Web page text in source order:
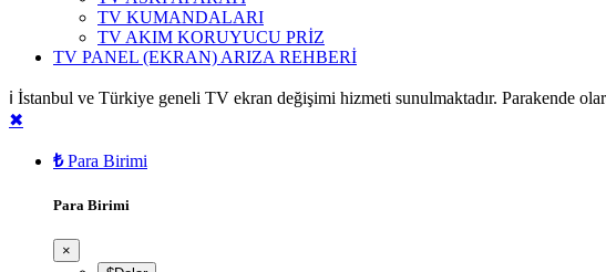
TV KUMANDALARI
TV AKIM KORUYUCU PRİZ
TV PANEL (EKRAN) ARIZA REHBERİ
ℹ️ İstanbul ve Türkiye geneli TV ekran değişimi hizmeti sunulmaktadır. Parakende
✖
₺ Para Birimi
Para Birimi
×